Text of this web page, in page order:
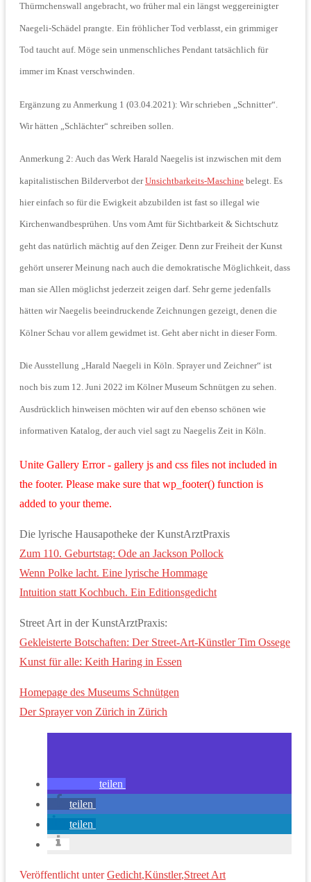
Thürmchenswall angebracht, wo früher mal ein längst weggereinigter
Naegeli-Schädel prangte. Ein fröhlicher Tod verblasst, ein grimmiger
Tod taucht auf. Möge sein unmenschliches Pendant tatsächlich für
immer im Knast verschwinden.
Ergänzung zu Anmerkung 1 (03.04.2021): Wir schrieben „Schnitter“.
Wir hätten „Schlächter“ schreiben sollen.
Anmerkung 2: Auch das Werk Harald Naegelis ist inzwischen mit dem
kapitalistischen Bilderverbot derUnsichtbarkeits-Maschine belegt. Es
hier einfach so für die Ewigkeit abzubilden ist fast so illegal wie
Kirchenwandbesprühen. Uns vom Amt für Sichtbarkeit & Sichtschutz
geht das natürlich mächtig auf den Zeiger. Denn zur Freiheit der Kunst
gehört unserer Meinung nach auch die demokratische Möglichkeit, dass
man sie Allen möglichst jederzeit zeigen darf. Sehr gerne jedenfalls
hätten wir Naegelis beeindruckende Zeichnungen gezeigt, denen die
Kölner Schau vor allem gewidmet ist. Geht aber nicht in dieser Form.
Die Ausstellung „Harald Naegeli in Köln. Sprayer und Zeichner“ ist
noch bis zum 12. Juni 2022 im Kölner Museum Schnütgen zu sehen.
Ausdrücklich hinweisen möchten wir auf den ebenso schönen wie
informativen Katalog, der auch viel sagt zu Naegelis Zeit in Köln.
Unite Gallery Error - gallery js and css files not included in
the footer. Please make sure that wp_footer() function is
added to your theme.
Die lyrische Hausapotheke der KunstArztPraxis
Zum 110. Geburtstag: Ode an Jackson Pollock
Wenn Polke lacht. Eine lyrische Hommage
Intuition statt Kochbuch. Ein Editionsgedicht
Street Art in der KunstArztPraxis:
Gekleisterte Botschaften: Der Street-Art-Künstler Tim Ossege
Kunst für alle: Keith Haring in Essen
Homepage des Museums Schnütgen
Der Sprayer von Zürich in Zürich
teilen
teilen
teilen
Veröffentlicht unter Gedicht,Künstler,Street Art